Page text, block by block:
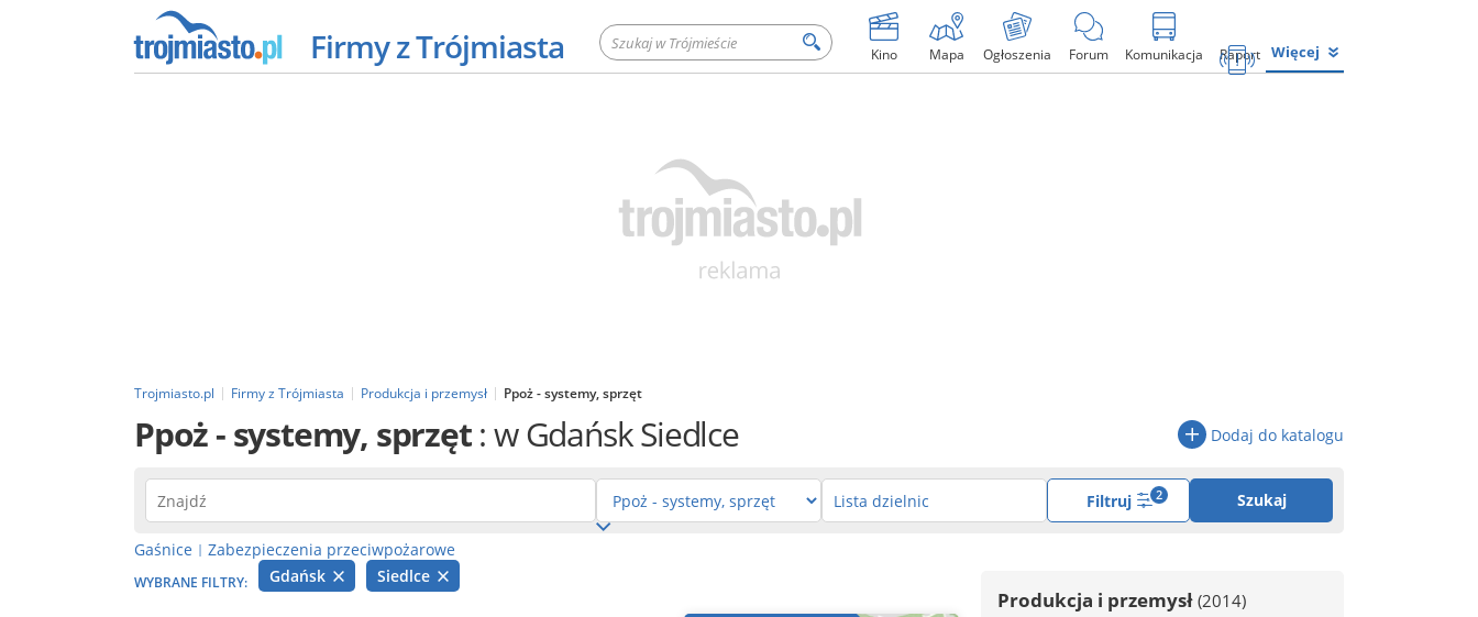
Firmy z Trójmiasta Kino Mapa Ogłoszenia Forum Komunikacja Raport Więcej
Trojmiasto.pl Firmy z Trójmiasta Produkcja i przemysł Ppoż - systemy, sprzęt
Ppoż - systemy, sprzęt: w Gdańsk Siedlce Dodaj do katalogu
Filtruj 2 Szukaj
Gaśnice | Zabezpieczenia przeciwpożarowe
WYBRANE FILTRY: Gdańsk Siedlce
Produkcja i przemysł (2014)